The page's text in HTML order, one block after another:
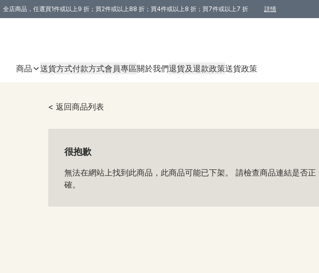
全店商品，任選買1件或以上9 折；買2件或以上88 折；買4件或以上8 折；買7件或以上7 折 詳情
商品 送貨方式付款方式會員專區關於我們退貨及退款政策送貨政策
< 返回商品列表
很抱歉
無法在網站上找到此商品，此商品可能已下架。 請檢查商品連結是否正
確。